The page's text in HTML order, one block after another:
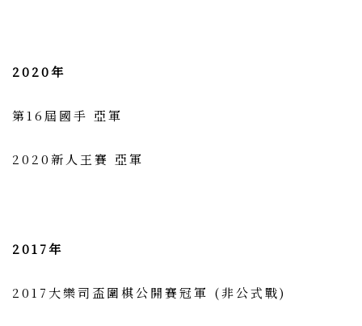
2020年
第16屆國手 亞軍
2020新人王賽 亞軍
2017年
2017大樂司盃圍棋公開賽冠軍 (非公式戰)